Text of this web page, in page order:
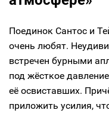
Поединок Сантос и
очень любят.
встречен бурными
под жёсткое
её освиставших.
приложить усилия,